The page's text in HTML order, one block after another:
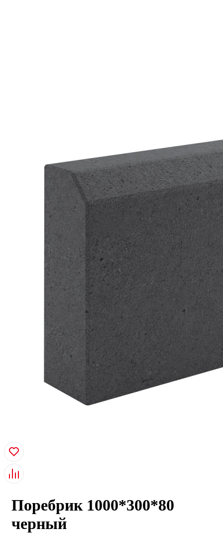
Поребрик 1000*300*80
черный